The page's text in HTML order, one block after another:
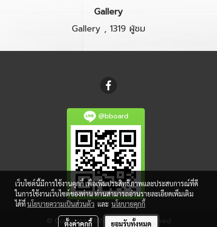
Gallery
Gallery , 1319 ผู้ชม
@bboard
© Copyright 2019 All Rights Reserved
เว็บไซต์นี้มีการใช้งานคุกกี้ เพื่อเพิ่มประสิทธิภาพและประสบการณ์ที่ดี
ในการใช้งานเว็บไซต์ของท่าน ท่านสามารถอ่านรายละเอียดเพิ่มเติม
ได้ที่นโยบายความเป็นส่วนตัว และ นโยบายคุกกี้
ตั้งค่าคุกกี้ ยอมรับทั้งหมด